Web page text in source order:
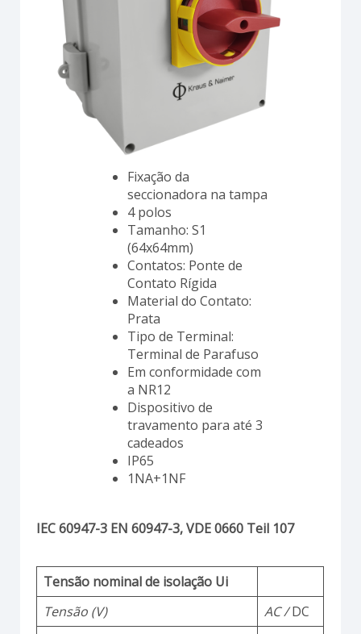
Fixação da
seccionadora na tampa
4 polos
Tamanho: S1
(64x64mm)
Contatos: Ponte de
Contato Rígida
Material do Contato:
Prata
Tipo de Terminal:
Terminal de Parafuso
Em conformidade com
a NR12
Dispositivo de
travamento para até 3
cadeados
IP65
1NA+1NF
IEC 60947-3 EN 60947-3, VDE 0660 Teil 107
Tensão nominal de isolação Ui
Tensão (V)
AC /DC